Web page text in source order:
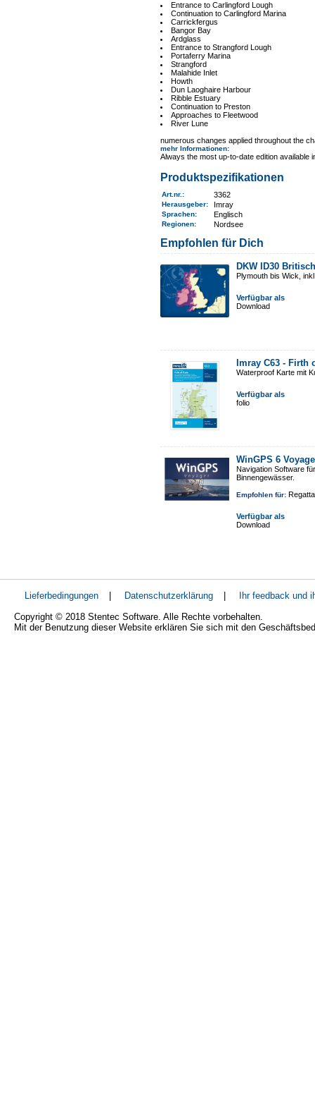
Entrance to Carlingford Lough
Continuation to Carlingford Marina
Carrickfergus
Bangor Bay
Ardglass
Entrance to Strangford Lough
Portaferry Marina
Strangford
Malahide Inlet
Howth
Dun Laoghaire Harbour
Ribble Estuary
Continuation to Preston
Approaches to Fleetwood
River Lune
numerous changes applied throughout the
mehr Informationen:
Always the most up-to-date edition
Produktspezifikationen
Art.nr. : 3362
Herausgeber: Imray
Sprachen: Englisch
Regionen: Nordsee
Empfohlen für Dich
DKW ID30
Plymouth bis Wick,
Verfügbar als
Download
Imray C63 - Firth
Waterproof Karte mit
Verfügbar als
folio
WinGPS 6
Navigation Software
Binnengewässer.
Empfohlen für:
Verfügbar als
Download
Lieferbedingungen Datenschutzerklärung
Ihr feedback und
Copyright © 2018 Stentec Software. Alle Rechte vorbehalten.
Mit der Benutzung dieser Website erklären Sie sich mit den